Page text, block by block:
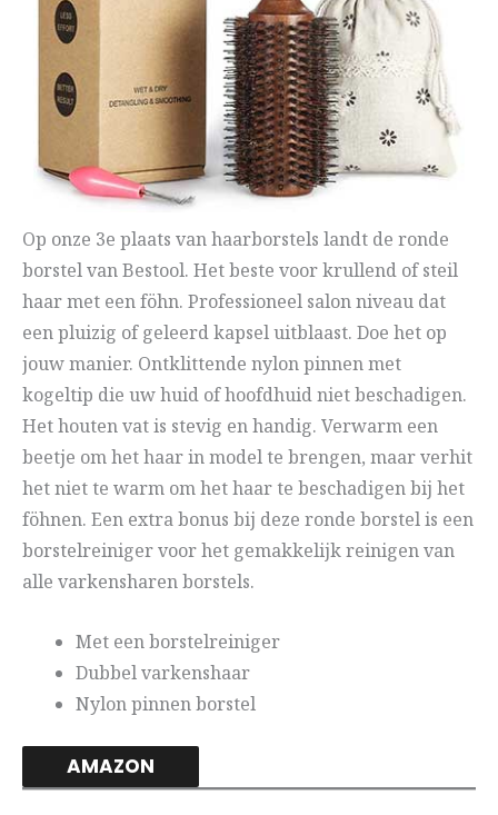
Op onze 3e plaats van haarborstels landt de ronde
borstel van Bestool. Het beste voor krullend of steil
haar met een föhn. Professioneel salon niveau dat
een pluizig of geleerd kapsel uitblaast. Doe het op
jouw manier. Ontklittende nylon pinnen met
kogeltip die uw huid of hoofdhuid niet beschadigen.
Het houten vat is stevig en handig. Verwarm een
beetje om het haar in model te brengen, maar verhit
het niet te warm om het haar te beschadigen bij het
föhnen. Een extra bonus bij deze ronde borstel is een
borstelreiniger voor het gemakkelijk reinigen van
alle varkensharen borstels.
Met een borstelreiniger
Dubbel varkenshaar
Nylon pinnen borstel
AMAZON